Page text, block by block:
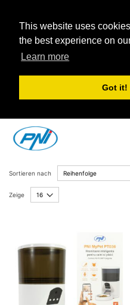
This website uses
the best experience on
Learn more
Got it!
Inhalt
springen
Sortieren nach
Zeige